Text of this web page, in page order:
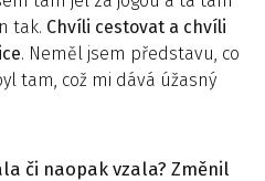
tak. Chvíli cestovat a chvíli
. Neměl jsem představu, co
tam, což mi dává úžasný
či naopak vzala? Změnil